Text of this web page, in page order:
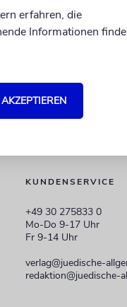
KUNDENSERVICE
+49 30 275833 0
Mo-Do 9-17 Uhr
Fr 9-14 Uhr
verlag@juedische-
redaktion@juedische-
erfahren, die
Informationen
AKZEPTIEREN